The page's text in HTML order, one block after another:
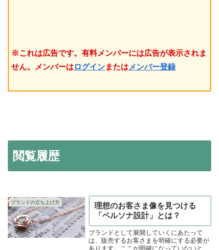
※これは広告です。有料メンバーには広告が表示されま
せん。メンバーは ログインまたは メンバー登録
閲覧履歴
ブランドの立ち上げ方
理想のお客さま像を見つける
「ペルソナ設計」とは？
ブランドとして展開していくにあたって
は、販売するお客さまを明確にする必要が
あります。ここが明確になっていないと、